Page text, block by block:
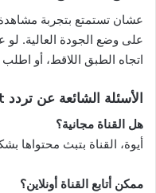
عشان تستمتع بتجربة
على وضع الجودة العالية.
اتجاه الطبق اللاقط، أو
الأسئلة الشائعة عن تردد The Kingdom Sat
هل القناة مجانية؟
أيوة، القناة بتبث محتواها
ممكن أتابع القناة أونلاين؟